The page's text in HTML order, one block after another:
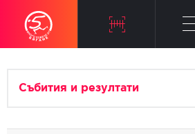
Събития и резултати